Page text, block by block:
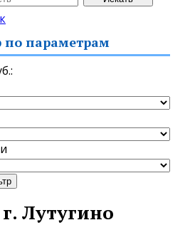
по параметрам
:
г. Лутугино